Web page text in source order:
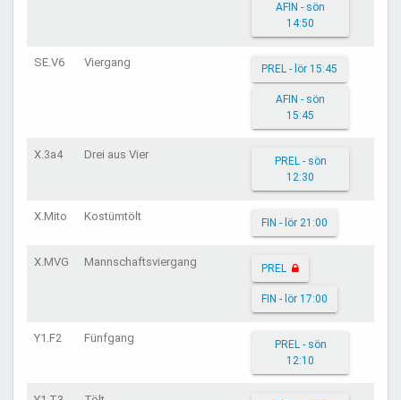
AFIN - sön
14:50
SE.V6 Viergang PREL - lör 15:45
AFIN - sön
15:45
X.3a4 Drei aus Vier
PREL - sön
12:30
X.Mito Kostümtölt FIN - lör 21:00
X.MVG Mannschaftsviergang PREL
FIN - lör 17:00
Y1.F2 Fünfgang
PREL - sön
12:10